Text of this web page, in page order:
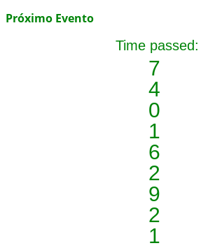
Próximo Evento
Time passed:
7
4
0
1
6
2
9
2
1